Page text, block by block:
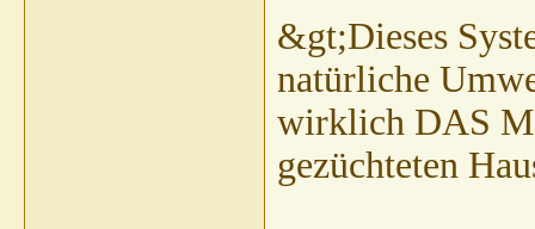
&gt;Dieses
natürliche
wirklich DAS
gezüchteten